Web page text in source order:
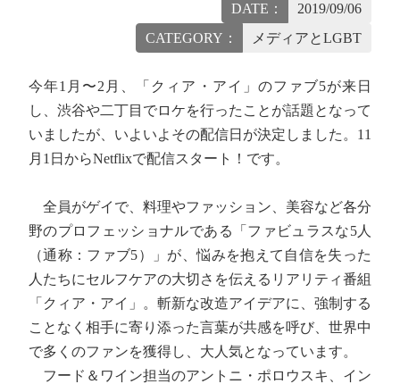
DATE：
2019/09/06
CATEGORY：
メディアとLGBT
今年1月〜2月、「クィア・アイ」のファブ5が来日
し、渋谷や二丁目でロケを行ったことが話題となって
いましたが、いよいよその配信日が決定しました。11
月1日からNetflixで配信スタート！です。
全員がゲイで、料理やファッション、美容など各分
野のプロフェッショナルである「ファビュラスな5人
（通称：ファブ5）」が、悩みを抱えて自信を失った
人たちにセルフケアの大切さを伝えるリアリティ番組
「クィア・アイ」。斬新な改造アイデアに、強制する
ことなく相手に寄り添った言葉が共感を呼び、世界中
で多くのファンを獲得し、大人気となっています。
フード＆ワイン担当のアントニ・ポロウスキ、イン